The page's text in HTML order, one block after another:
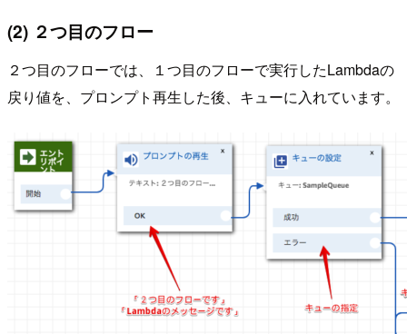
(2) ２つ目のフロー
２つ目のフローでは、１つ目のフローで実行したLambdaの
戻り値を、プロンプト再生した後、キューに入れています。